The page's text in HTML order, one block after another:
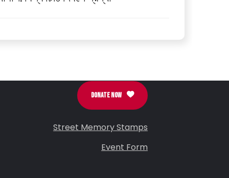
DONATE NOW
Street Memory Stamps
Event Form